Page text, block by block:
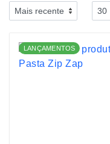
LANÇAMENTOS